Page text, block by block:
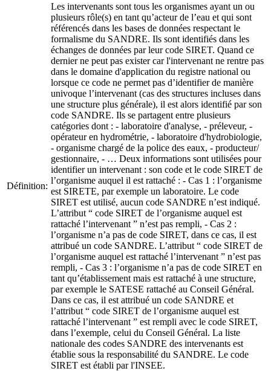
Définition:
Les intervenants sont tous les organismes ayant un ou
plusieurs rôle(s) en tant qu’acteur de l’eau et qui sont
référencés dans les bases de données respectant le
formalisme du SANDRE. Ils sont identifiés dans les
échanges de données par leur code SIRET. Quand ce
dernier ne peut pas exister car l'intervenant ne rentre pas
dans le domaine d'application du registre national ou
lorsque ce code ne permet pas d’identifier de manière
univoque l’intervenant (cas des structures incluses dans
une structure plus générale), il est alors identifié par son
code SANDRE. Ils se partagent entre plusieurs
catégories dont : - laboratoire d'analyse, - préleveur, -
opérateur en hydrométrie, - laboratoire d'hydrobiologie,
- organisme chargé de la police des eaux, - producteur/
gestionnaire, - … Deux informations sont utilisées pour
identifier un intervenant : son code et le code SIRET de
l’organisme auquel il est rattaché : - Cas 1 : l’organisme
est SIRETE, par exemple un laboratoire. Le code
SIRET est utilisé, aucun code SANDRE n’est indiqué.
L’attribut “ code SIRET de l’organisme auquel est
rattaché l’intervenant ” n’est pas rempli, - Cas 2 :
l’organisme n’a pas de code SIRET, dans ce cas, il est
attribué un code SANDRE. L’attribut “ code SIRET de
l’organisme auquel est rattaché l’intervenant ” n’est pas
rempli, - Cas 3 : l’organisme n’a pas de code SIRET en
tant qu’établissement mais est rattaché à une structure,
par exemple le SATESE rattaché au Conseil Général.
Dans ce cas, il est attribué un code SANDRE et
l’attribut “ code SIRET de l’organisme auquel est
rattaché l’intervenant ” est rempli avec le code SIRET,
dans l’exemple, celui du Conseil Général. La liste
nationale des codes SANDRE des intervenants est
établie sous la responsabilité du SANDRE. Le code
SIRET est établi par l'INSEE.